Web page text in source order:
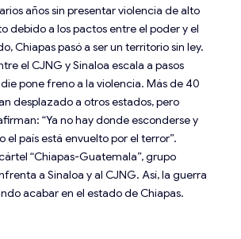
años sin presentar violencia de alto
debido a los pactos entre el poder y el
Chiapas pasó a ser un territorio sin ley.
el CJNG y Sinaloa escala a pasos
pone freno a la violencia. Más de 40
desplazado a otros estados, pero
“Ya no hay donde esconderse y
el país está envuelto por el terror”.
“Chiapas-Guatemala”, grupo
a Sinaloa y al CJNG. Así, la guerra
acabar en el estado de Chiapas.